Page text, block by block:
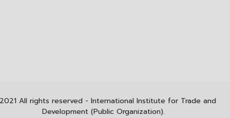
All rights reserved - International Institute for Trade and
Development (Public Organization).